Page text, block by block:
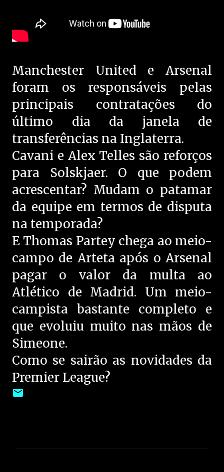
Manchester United e Arsenal
foram os responsáveis pelas
principais contratações do
último dia da janela de
transferências na Inglaterra.
Cavani e Alex Telles são reforços
para Solskjaer. O que podem
acrescentar? Mudam o patamar
da equipe em termos de disputa
na temporada?
E Thomas Partey chega ao meio-
campo de Arteta após o Arsenal
pagar o valor da multa ao
Atlético de Madrid. Um meio-
campista bastante completo e
que evoluiu muito nas mãos de
Simeone.
Como se sairão as novidades da
Premier League?